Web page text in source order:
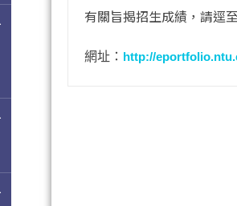
有關旨揭招生成績，請逕
網址： http://